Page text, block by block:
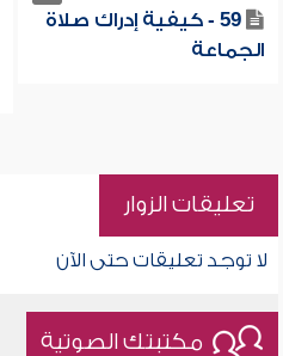
59 - كيفية إدراك صلاة
الجماعة
تعليقات الزوار
لا توجد تعليقات حتى الآن
مكتبتك الصوتية